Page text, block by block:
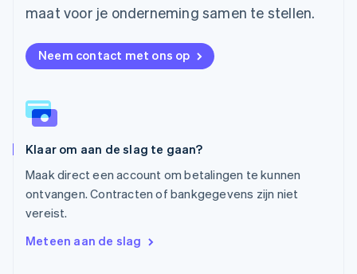
maat voor je onderneming samen te stellen.
Neem contact met ons op
Klaar om aan de slag te gaan?
Maak direct een account om betalingen te kunnen
ontvangen. Contracten of bankgegevens zijn niet
vereist.
Meteen aan de slag
Noorwegen
Oostenrijk
DeutschEnglish
Polen
Portugal
Português
English
Singapore
Slovenië
English
Slowakije